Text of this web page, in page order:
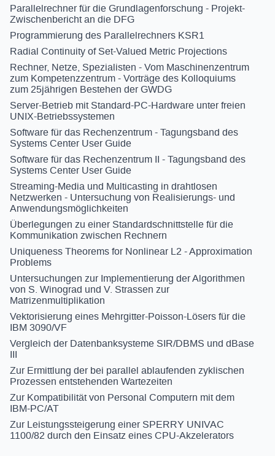
Parallelrechner für die Grundlagenforschung - Projekt-
Zwischenbericht an die DFG
Programmierung des Parallelrechners KSR1
Radial Continuity of Set-Valued Metric Projections
Rechner, Netze, Spezialisten - Vom Maschinenzentrum
zum Kompetenzzentrum - Vorträge des Kolloquiums
zum 25jährigen Bestehen der GWDG
Server-Betrieb mit Standard-PC-Hardware unter freien
UNIX-Betriebssystemen
Software für das Rechenzentrum - Tagungsband des
Systems Center User Guide
Software für das Rechenzentrum II - Tagungsband des
Systems Center User Guide
Streaming-Media und Multicasting in drahtlosen
Netzwerken - Untersuchung von Realisierungs- und
Anwendungsmöglichkeiten
Überlegungen zu einer Standardschnittstelle für die
Kommunikation zwischen Rechnern
Uniqueness Theorems for Nonlinear L2 - Approximation
Problems
Untersuchungen zur Implementierung der Algorithmen
von S. Winograd und V. Strassen zur
Matrizenmultiplikation
Vektorisierung eines Mehrgitter-Poisson-Lösers für die
IBM 3090/VF
Vergleich der Datenbanksysteme SIR/DBMS und dBase
III
Zur Ermittlung der bei parallel ablaufenden zyklischen
Prozessen entstehenden Wartezeiten
Zur Kompatibilität von Personal Computern mit dem
IBM-PC/AT
Zur Leistungssteigerung einer SPERRY UNIVAC
1100/82 durch den Einsatz eines CPU-Akzelerators